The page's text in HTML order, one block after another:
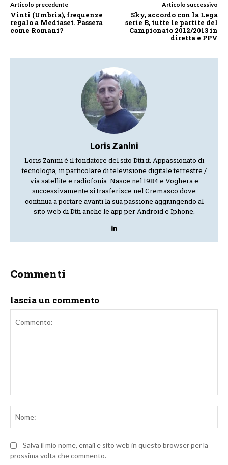
Articolo precedente
Vinti (Umbria), frequenze
regalo a Mediaset. Passera
come Romani?
Articolo successivo
Sky, accordo con la Lega
serie B, tutte le partite del
Campionato 2012/2013 in
diretta e PPV
Loris Zanini
Loris Zanini è il fondatore del sito Dtti.it. Appassionato di
tecnologia, in particolare di televisione digitale terrestre /
via satellite e radiofonia. Nasce nel 1984 e Voghera e
successivamente si trasferisce nel Cremasco dove
continua a portare avanti la sua passione aggiungendo al
sito web di Dtti anche le app per Android e Iphone.
Commenti
lascia un commento
Salva il mio nome, email e sito web in questo browser per la
prossima volta che commento.